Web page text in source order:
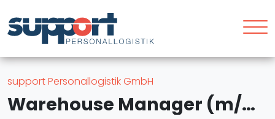
support Personallogistik GmbH
Warehouse Manager (m/w/d) in Recklinghausen